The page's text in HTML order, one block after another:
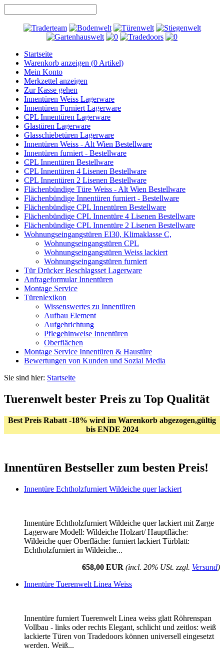
Startseite
Warenkorb anzeigen (0 Artikel)
Mein Konto
Merkzettel anzeigen
Zur Kasse gehen
Innentüren Weiss Lagerware
Innentüren Furniert Lagerware
CPL Innentüren Lagerware
Glastüren Lagerware
Glasschiebetüren Lagerware
Innentüren Weiss - Alt Wien Bestellware
Innentüren furniert - Bestellware
CPL Innentüren Bestellware
CPL Innentüren 4 Lisenen Bestellware
CPL Innentüren 2 Lisenen Bestellware
Flächenbündige Türe Weiss - Alt Wien Bestellware
Flächenbündige Innentüren furniert - Bestellware
Flächenbündige CPL Innentüren Bestellware
Flächenbündige CPL Innentüre 4 Lisenen Bestellware
Flächenbündige CPL Innentüre 2 Lisenen Bestellware
Wohnungseingangstüren EI30, Klimaklasse C,
Wohnungseingangstüren CPL
Wohnungseingangstüren Weiss lackiert
Wohnungseingangstüren furniert
Tür Drücker Beschlagsset Lagerware
Anfrageformular Innentüren
Montage Service
Türenlexikon
Wissenswertes zu Innentüren
Aufbau Element
Aufgehrichtung
Pflegehinweise Innentüren
Oberflächen
Montage Service Innentüren & Haustüre
Bewertungen von Kunden und Sozial Media
Sie sind hier: Startseite
Tuerenwelt bester Preis zu Top Qualität
Best Preis Rabatt -18% wird im Warenkorb abgezogen,gültig
bis ENDE 2024
Innentüren Bestseller zum besten Preis!
Innentüre Echtholzfurniert Wildeiche quer lackiert
Innentüre Echtholzfurniert Wildeiche quer lackiert mit Zarge
Lagerware Modell: Wildeiche Holzart/ Hauptfläche:
Wildeiche quer Oberfläche: furniert lackiert Türblatt:
Echtholzfurniert in Wildeiche...
658,00 EUR (incl. 20% USt. zzgl. Versand)
Innentüre Tuerenwelt Linea Weiss
Innentüre furniert Tuerenwelt Linea weiss glatt Röhrenspan
Vollbau - links oder rechts Elegant, schlicht und zeitlos: weiß
lackierte Türen von Tradedoors können universell eingesetzt
werden. Weiß...